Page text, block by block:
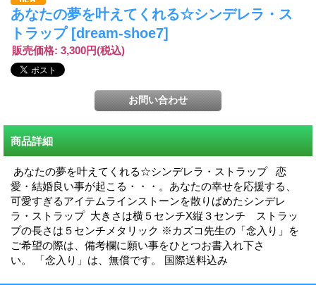
あなたの夢を叶えてくれる☆シンデレラ・ス
トラップ [dream-shoe7]
販売価格: 3,300円(税込)
商品詳細
あなたの夢を叶えてくれる☆シンデレラ・ストラップ 恋
愛・結婚良い事が起こる・・・。あなたの幸せを応援する、
可愛すぎるアイテムラインストーンを散りばめたシンデレ
ラ・ストラップ 大きさは横５センチX縦３センチ ストラッ
プの長さは５センチメタリック ※カズコ先生の「念入り」を
ご希望の際は、備考欄に願い事をひとつお書入れ下さ
い。 「念入り」は、無償です。 国際送料込み